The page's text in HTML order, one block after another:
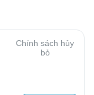
Chính sách hủy
bỏ